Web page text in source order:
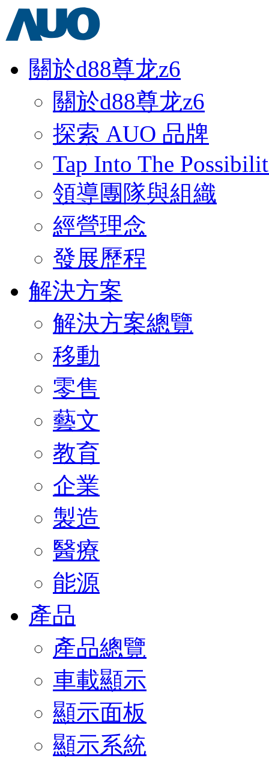
關於d88尊龙z6
關於d88尊龙z6
探索 AUO 品牌
Tap Into The
領導團隊與組織
經營理念
發展歷程
解決方案
解決方案總覽
移動
零售
藝文
教育
企業
製造
醫療
能源
產品
產品總覽
車載顯示
顯示面板
顯示系統